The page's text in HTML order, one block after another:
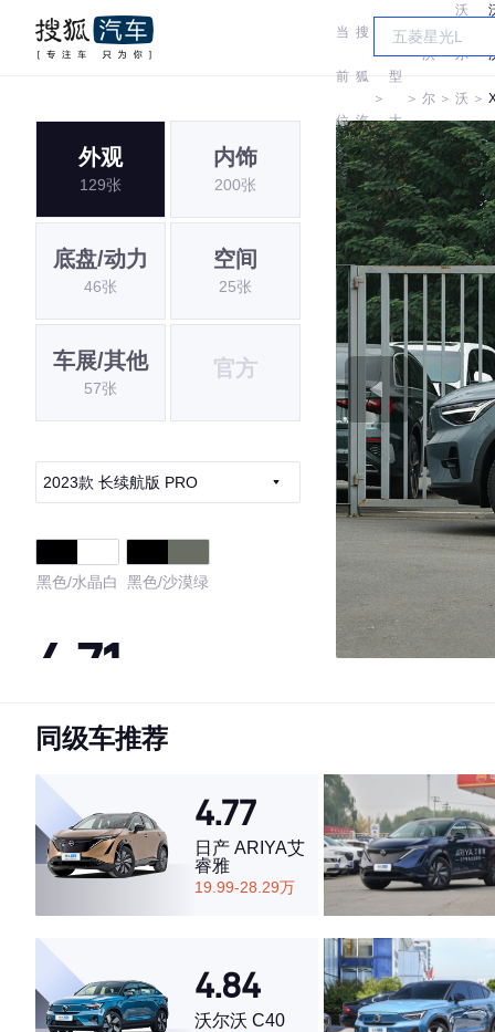
当
前
位
置:
搜
狐
汽
车
＞
车
型
大
全
＞
沃
尔
沃
＞
沃
尔
沃
亚
太
＞
外观
129张
内饰
200张
底盘/动力
46张
空间
25张
车展/其他
57张
官方
2023款 长续航版 PRO
黑色/水晶白 黑色/沙漠绿
4.71
·外观表现较为优秀，优于53%同级车
·空间表现一般，低于83%同级车
同级车推荐
4.77
日产 ARIYA艾
睿雅
19.99-28.29万
4.84
沃尔沃 C40